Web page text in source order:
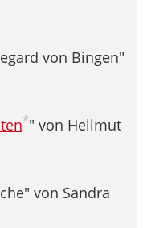
von Bingen"
*" von Hellmut
von Sandra